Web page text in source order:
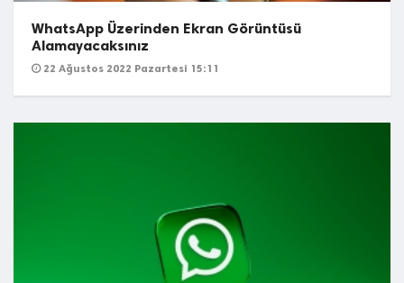
WhatsApp Üzerinden Ekran Görüntüsü
Alamayacaksınız
22 Ağustos 2022 Pazartesi 15:11